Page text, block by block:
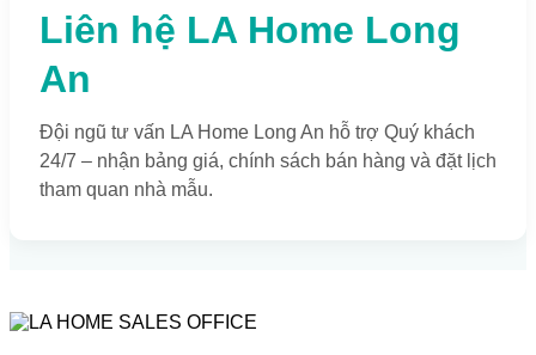
Liên hệ LA Home Long
An
Đội ngũ tư vấn LA Home Long An hỗ trợ Quý khách
24/7 – nhận bảng giá, chính sách bán hàng và đặt lịch
tham quan nhà mẫu.